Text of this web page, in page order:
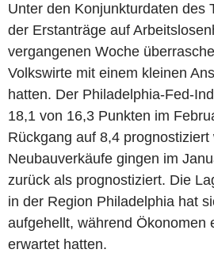
Unter den Konjunkturdaten des
der Erstanträge auf
vergangenen Woche
Volkswirte mit einem kleinen
hatten. Der Philadelphia-Fed-
18,1 von 16,3 Punkten im
Rückgang auf 8,4 prognostiziert
Neubauverkäufe gingen im
zurück als prognostiziert. Die
in der Region Philadelphia hat
aufgehellt, während Ökonomen
erwartet hatten.